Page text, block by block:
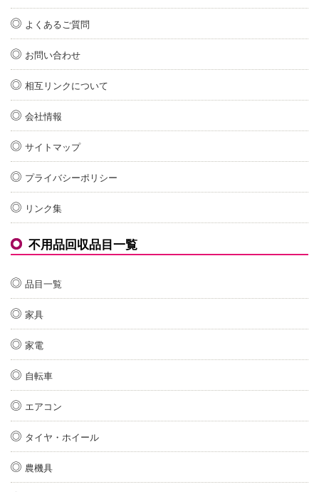
よくあるご質問
お問い合わせ
相互リンクについて
会社情報
サイトマップ
プライバシーポリシー
リンク集
不用品回収品目一覧
品目一覧
家具
家電
自転車
エアコン
タイヤ・ホイール
農機具